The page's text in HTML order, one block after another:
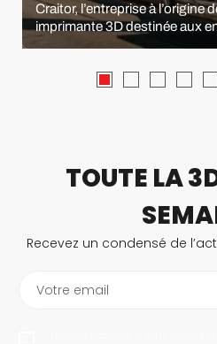
Craitor, l’entreprise à l’origine
imprimante 3D destinée aux
TOUTE LA
Recevez un condensé de
Votre email